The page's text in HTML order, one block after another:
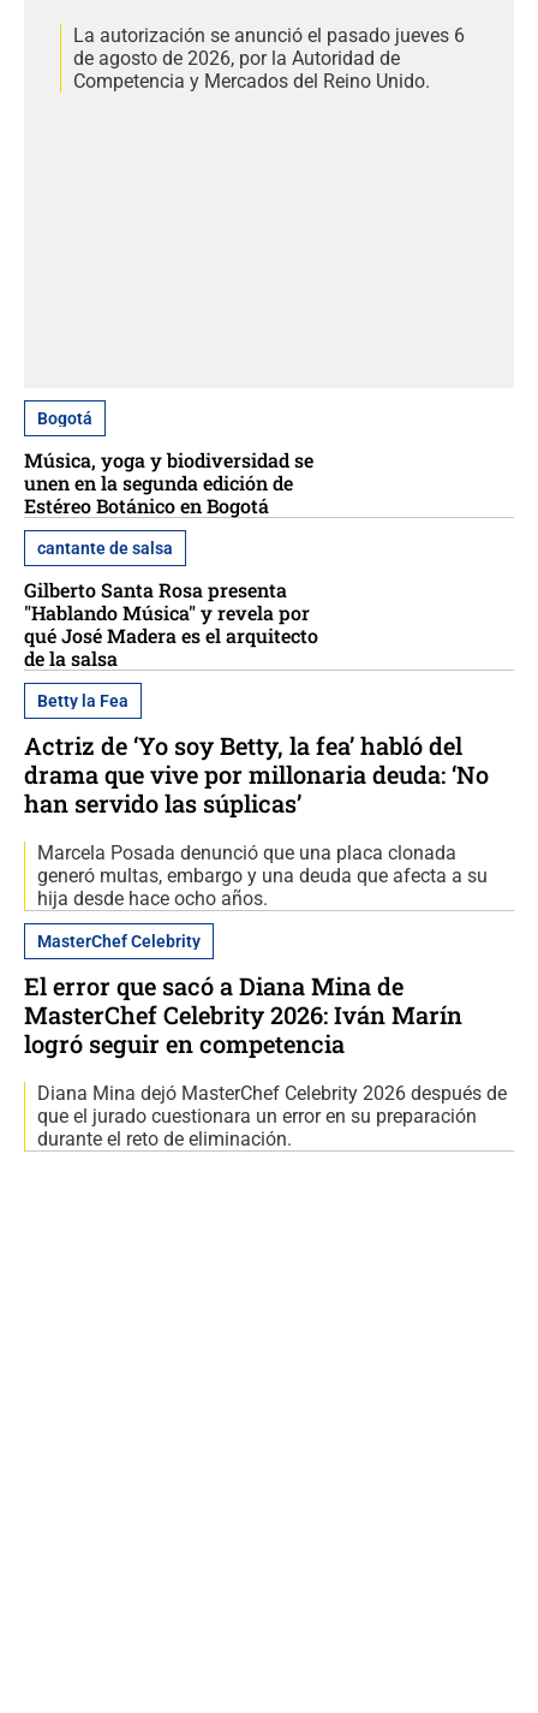
La autorización se anunció el pasado jueves 6
de agosto de 2026, por la Autoridad de
Competencia y Mercados del Reino Unido.
Bogotá
Música, yoga y biodiversidad se
unen en la segunda edición de
Estéreo Botánico en Bogotá
cantante de salsa
Gilberto Santa Rosa presenta
"Hablando Música" y revela por
qué José Madera es el arquitecto
de la salsa
Betty la Fea
Actriz de ‘Yo soy Betty, la fea’ habló del
drama que vive por millonaria deuda: ‘No
han servido las súplicas’
Marcela Posada denunció que una placa clonada
generó multas, embargo y una deuda que afecta a su
hija desde hace ocho años.
MasterChef Celebrity
El error que sacó a Diana Mina de
MasterChef Celebrity 2026: Iván Marín
logró seguir en competencia
Diana Mina dejó MasterChef Celebrity 2026 después de
que el jurado cuestionara un error en su preparación
durante el reto de eliminación.